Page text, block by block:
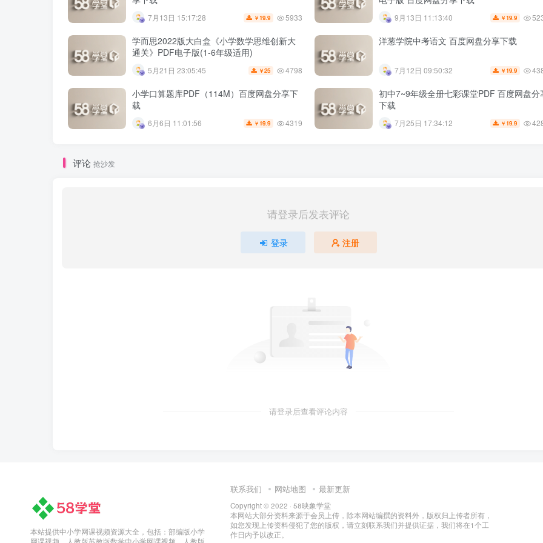
7月13日 15:17:28 ￥ 19.9 5933 9月13日 11:13:40 ￥ 19.9
学而思2022版大白盒《小学数学思维创新大
通关》PDF电子版(1-6年级适用)
5月21日 23:05:45 ￥25 4798
洋葱学院中考语文 百度网盘分享下载
7月12日 09:50:32 ￥ 19.9
小学口算题库PDF（114M）百度网盘分享下
载
6月6日 11:01:56 ￥ 19.9 4319
初中7~9年级全册七彩课堂PDF 百度网盘分
下载
7月25日 17:34:12 ￥ 19.9
评论 抢沙发
请登录后发表评论
登录 注册
请登录后查看评论内容
本站提供中小学网课视频资源大全，包括：部编版小学
联系我们 网站地图 最新更新
Copyright © 2022 · 58映象学堂
本网站大部分资料来源于会员上传，除本网站编撰的资料外，版权归上传者所有，
如您发现上传资料侵犯了您的版权，请立刻联系我们并提供证据，我们将在1个工
作日内予以改正。